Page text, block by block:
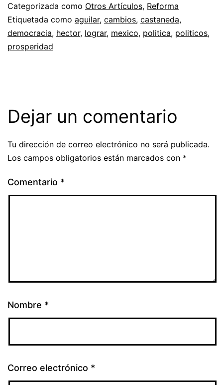
Categorizada como Otros Artículos, Reforma
Etiquetada como aguilar, cambios, castaneda,
democracia, hector, lograr, mexico, politica, politicos,
prosperidad
Dejar un comentario
Tu dirección de correo electrónico no será publicada.
Los campos obligatorios están marcados con *
Comentario *
Nombre *
Correo electrónico *